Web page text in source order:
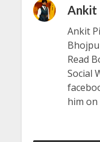
Ankit
Ankit
Read
Social
him